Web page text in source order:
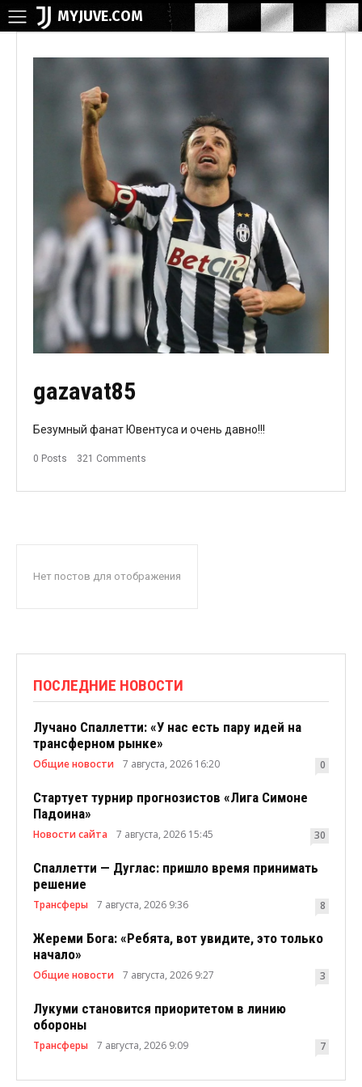
MYJUVE.COM
gazavat85
Безумный фанат Ювентуса и очень давно!!!
0 Posts 321 Comments
Нет постов для отображения
ПОСЛЕДНИЕ НОВОСТИ
Лучано Спаллетти: «У нас есть пару идей на
трансферном рынке»
Общие новости 7 августа, 2026 16:20 0
Стартует турнир прогнозистов «Лига Симоне
Падоина»
Новости сайта 7 августа, 2026 15:45 30
Спаллетти — Дуглас: пришло время принимать
решение
Трансферы 7 августа, 2026 9:36 8
Жереми Бога: «Ребята, вот увидите, это только
начало»
Общие новости 7 августа, 2026 9:27 3
Лукуми становится приоритетом в линию
обороны
Трансферы 7 августа, 2026 9:09 7